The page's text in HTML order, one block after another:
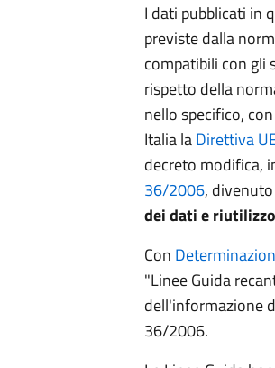
I dati pubblicati in
previste dalla
compatibili con gli
rispetto della
nello specifico,
Italia laDirettiva
decreto modifica,
36/2006,
dei dati e
Con
"Linee Guida
dell'informazione
36/2006.